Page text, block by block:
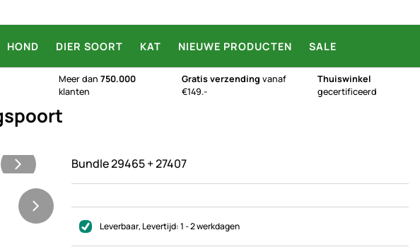
HOND DIER SOORT KAT NIEUWE PRODUCTEN SALE
Meer dan750.000
klanten
Gratis verzending vanaf
€149.-
Thuiswinkel
gecertificeerd
Bundle 29465 + 27407
Leverbaar, Levertijd:1 - 2 werkdagen